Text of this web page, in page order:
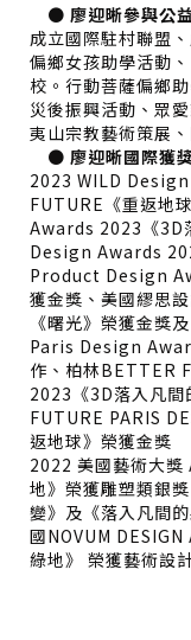
● 廖迎晰參與公
成立國際駐村聯盟
偏鄉女孩助學活動
校。行動菩薩偏鄉
災後振興活動、眾
夷山宗教藝術策展
● 廖迎晰國際獲
2023 WILD
FUTURE《重返地
Awards 2023《3D
Design Awards
Product Design
獲金獎、美國繆思
《曙光》榮獲金獎
Paris Design
作、柏林BETTER
2023《3D落入凡
FUTURE PARIS
返地球》榮獲金獎
2022 美國藝術大
地》榮獲雕塑類銀
變》及《落入凡間
國NOVUM
綠地》 榮獲藝術設